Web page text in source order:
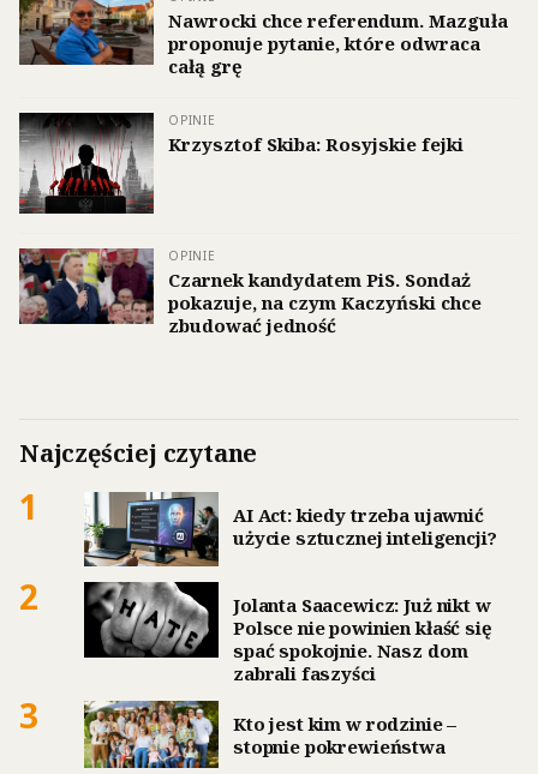
Nawrocki chce referendum. Mazguła
proponuje pytanie, które odwraca
całą grę
OPINIE
Krzysztof Skiba: Rosyjskie fejki
OPINIE
Czarnek kandydatem PiS. Sondaż
pokazuje, na czym Kaczyński chce
zbudować jedność
Najczęściej czytane
1
AI Act: kiedy trzeba ujawnić
użycie sztucznej inteligencji?
2
Jolanta Saacewicz: Już nikt w
Polsce nie powinien kłaść się
spać spokojnie. Nasz dom
zabrali faszyści
3
Kto jest kim w rodzinie –
stopnie pokrewieństwa